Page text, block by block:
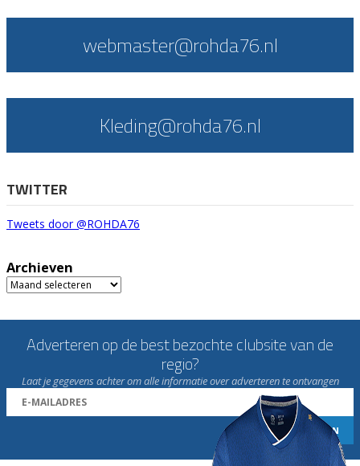
webmaster@rohda76.nl
Kleding@rohda76.nl
TWITTER
Tweets door @ROHDA76
Archieven
Archieven
Adverteren op de best bezochte clubsite van de
regio?
Laat je gegevens achter om alle informatie over adverteren te ontvangen